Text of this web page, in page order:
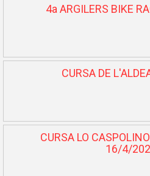
4a ARGILERS BIKE
CURSA DE
CURSA LO
16/4/